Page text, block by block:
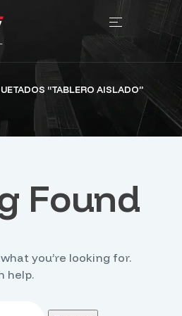
“TABLERO AISLADO”
Found
you’re looking for.
help.